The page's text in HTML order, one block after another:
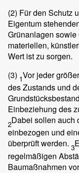
(2) Für den Schutz
Eigentum
Grünanlagen
materiellen,
Wert ist zu sorgen.
(3) 1Vor jeder
des Zustands und
Einbeziehung des
2Dabei sollen auch
einbezogen und
überprüft werden. 3
regelmäßigen
Baumaßnahmen